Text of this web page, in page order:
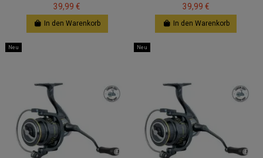
39,99 €
In den Warenkorb
39,99 €
In den Warenkorb
Neu Neu